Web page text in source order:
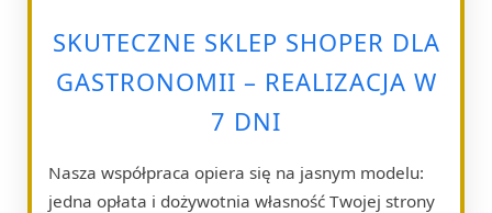
SKUTECZNE SKLEP SHOPER DLA
GASTRONOMII – REALIZACJA W
7 DNI
Nasza współpraca opiera się na jasnym modelu:
jedna opłata i dożywotnia własność Twojej strony